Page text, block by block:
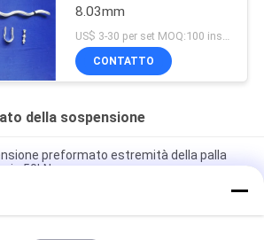
8.03mm
US$ 3-30 per set MOQ:100 insiemi
CONTATTO
della sospensione
preformato estremità della palla
50kN
di tensione della sospensione OPGW
22.70mm ADSS